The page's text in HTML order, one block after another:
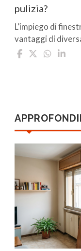
pulizia?
L’impiego di
vantaggi di